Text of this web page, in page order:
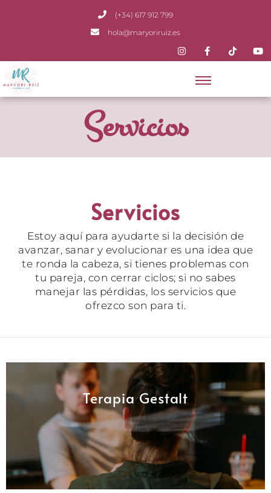
(+34) 617 912 799
hola@maryoriruiz.es
Servicios
Servicios
Estoy aquí para ayudarte si la decisión de
avanzar, sanar y evolucionar es una idea que
te ronda la cabeza, si tienes problemas con
tu pareja, con cerrar ciclos; si no sabes
manejar las pérdidas, los servicios que
ofrezco son para ti.
Terapia Gestalt